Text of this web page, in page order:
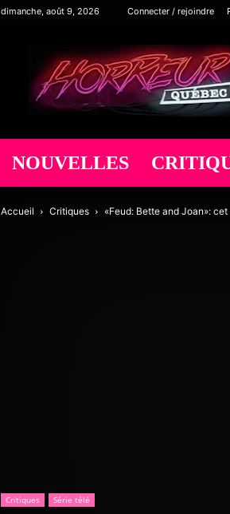
dimanche, août 9, 2026 Connecter / rejoindre
Horreur
Québec
NOUVELLES
Accueil Critiques «Feud: Bette and Joan»:
Critiques Série télé